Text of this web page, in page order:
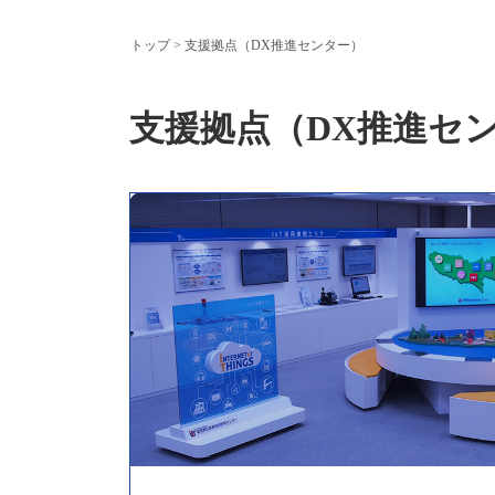
トップ> 支援拠点（DX推進センター）
支援拠点（DX推進セ